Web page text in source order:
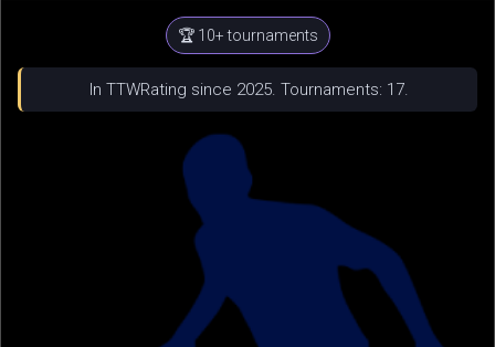
🏆 10+ tournaments
In TTWRating since 2025. Tournaments: 17.